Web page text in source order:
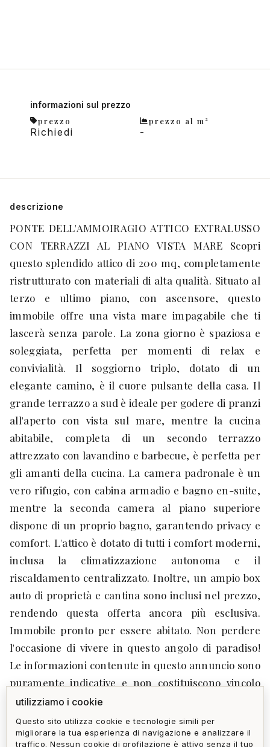
informazioni sul prezzo
prezzo
Richiedi
prezzo al m²
-
descrizione
PONTE DELL'AMMOIRAGIO ATTICO EXTRALUSSO
CON TERRAZZI AL PIANO VISTA MARE Scopri
questo splendido attico di 200 mq, completamente
ristrutturato con materiali di alta qualità. Situato al
terzo e ultimo piano, con ascensore, questo
immobile offre una vista mare impagabile che ti
lascerà senza parole. La zona giorno è spaziosa e
soleggiata, perfetta per momenti di relax e
convivialità. Il soggiorno triplo, dotato di un
elegante camino, è il cuore pulsante della casa. Il
grande terrazzo a sud è ideale per godere di pranzi
all'aperto con vista sul mare, mentre la cucina
abitabile, completa di un secondo terrazzo
attrezzato con lavandino e barbecue, è perfetta per
gli amanti della cucina. La camera padronale è un
vero rifugio, con cabina armadio e bagno en-suite,
mentre la seconda camera al piano superiore
dispone di un proprio bagno, garantendo privacy e
comfort. L'attico è dotato di tutti i comfort moderni,
inclusa la climatizzazione autonoma e il
riscaldamento centralizzato. Inoltre, un ampio box
auto di proprietà e cantina sono inclusi nel prezzo,
rendendo questa offerta ancora più esclusiva.
Immobile pronto per essere abitato. Non perdere
l'occasione di vivere in questo angolo di paradiso!
Le informazioni contenute in questo annuncio sono
puramente indicative e non costituiscono vincolo
contrattuale. Per informazioni e appuntamenti
telefonare - HOME GALLERY tel. - e-mail: - sito:
www.homegallery.io- Via A. Gianelli 103-105 r.
utilizziamo i cookie
Questo sito utilizza cookie e tecnologie simili per
migliorare la tua esperienza di navigazione e analizzare il
traffico. Nessun cookie di profilazione è attivo senza il tuo